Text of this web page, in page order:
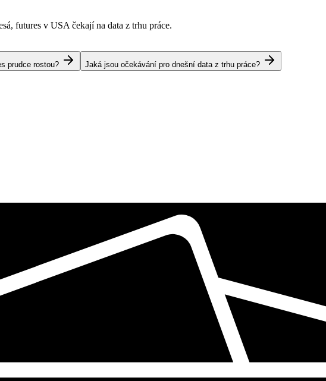
futures v USA čekají na data z trhu práce.
prudce rostou? Jaká jsou očekávání pro dnešní data z trhu práce?